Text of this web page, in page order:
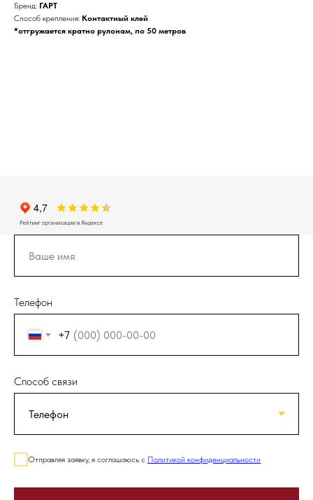
Бренд: ГАРТ
Способ крепления: Контактный клей
*отгружается кратно рулонам, по 50 метров
Телефон
+7
Способ связи
Отправляя заявку, я соглашаюсь с Политикой конфиденциальности